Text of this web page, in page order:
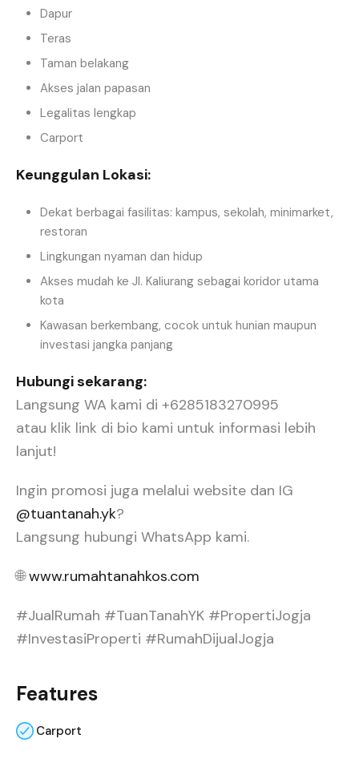
Dapur
Teras
Taman belakang
Akses jalan papasan
Legalitas lengkap
Carport
Keunggulan Lokasi:
Dekat berbagai fasilitas: kampus, sekolah, minimarket,
restoran
Lingkungan nyaman dan hidup
Akses mudah ke Jl. Kaliurang sebagai koridor utama
kota
Kawasan berkembang, cocok untuk hunian maupun
investasi jangka panjang
Hubungi sekarang:
Langsung WA kami di +6285183270995
atau klik link di bio kami untuk informasi lebih
lanjut!
Ingin promosi juga melalui website dan IG
@tuantanah.yk?
Langsung hubungi WhatsApp kami.
🌐www.rumahtanahkos.com
#JualRumah #TuanTanahYK #PropertiJogja
#InvestasiProperti #RumahDijualJogja
Features
Carport